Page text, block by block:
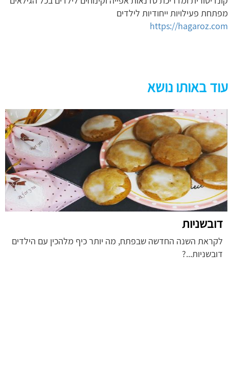
מפתחת פעילויות ייחודיות לילדים
https://hagaroz.com
עוד באותו נושא
דובשניות
לקראת השנה החדשה שבפתח, מה יותר כיף מלהכין עם הילדים
דובשניות...?